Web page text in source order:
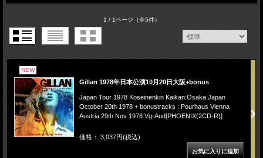
1 / 1ページ（全5件）
NEW
Gillan 1978年日本公演10月20日大阪+bonus
Japan Tour 1978 Koseinenkin Kaikan:Osaka Japan
October 20th 1978 + bonustracks : Pourhaus Vienna
Austria 29th Nov 1978 Vg-Aud[PHOENIX(2CD-R)]
価格： 3,037円(税込)